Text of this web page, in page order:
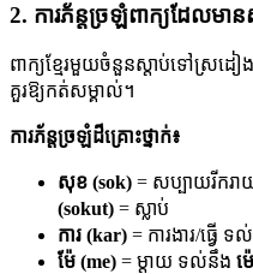
2. ការភ័ន្តច្រឡំពាក្យដែលមា
ពាក្យខ្មែរមួយចំនួនស្តាប់ទៅស្រដៀង
គួរឱ្យកត់សម្គាល់។
ការភ័ន្តច្រឡំដ៏គ្រោះថ្នាក់៖
សុខ (sok) = សប្បាយរីករ
(sokut) = ស្លាប់
ការ (kar) = ការងារ/ធ្វើ ទ
ម៉ែ (me) = ម្តាយ ទល់នឹង ម៉